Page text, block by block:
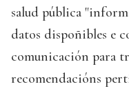
salud pública
datos dispoñibles e
comunicación para
recomendacións